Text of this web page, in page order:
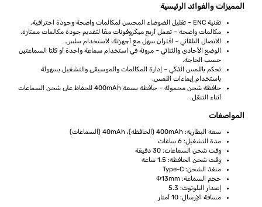
المميزات والفوائد الرئيسية
تقنية ENC – تقليل الضوضاء المحسن لمكالمات واضحة وجودة احترافية.
مكالمات واضحة – تعمل أربع ميكروفونات معًا لتقديم جودة مكالمات ممتازة.
الاتصال التلقائي – اقتران سهل مع أجهزتك لاستخدام سلس.
الوضع الأحادي والثنائي – مرونة في استخدام سماعة واحدة أو كلتا السماعتين
حسب الحاجة.
تحكم باللمس الذكي – إدارة المكالمات والموسيقى والتشغيل بسهولة
باستخدام إيماءات اللمس.
حافظة شحن محمولة – حافظة بسعة 400mAh للحفاظ على شحن السماعات
أثناء التنقل.
المواصفات
سعة البطارية: 400mAh (الحافظة)، 40mAh (السماعات)
مدة التشغيل: 6 ساعات
وقت شحن السماعات: 30 دقيقة
وقت شحن الحافظة: 1.5 ساعة
منفذ الشحن: Type-C
حجم السماعة: Φ13mm
إصدار البلوتوث: 5.3
مسافة الإرسال: 10 أمتار